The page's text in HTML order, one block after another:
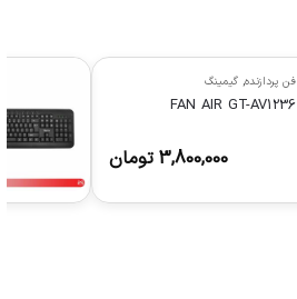
فن پردازنده, گیمینگ
FAN AIR GT-AV1236
3,800,000 تومان